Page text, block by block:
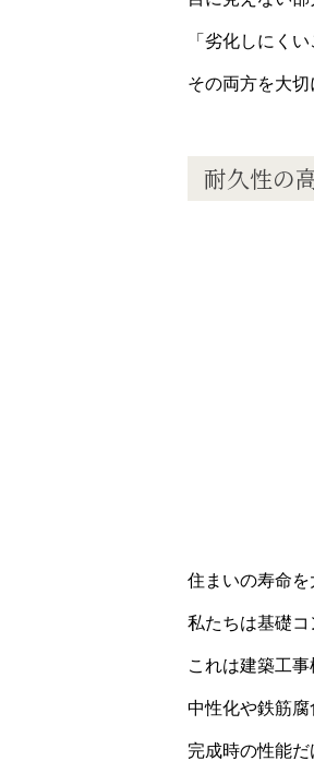
「劣化しにく
その両方を大切
耐久性の
住まいの寿命を
私たちは基礎コ
これは建築工
中性化や鉄筋腐
完成時の性能